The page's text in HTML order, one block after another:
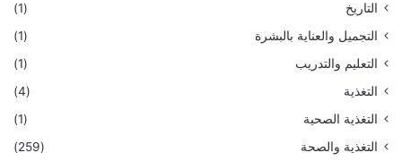
التاريخ
(1)
التجميل والعناية بالبشرة
(1)
التعليم والتدريب
(1)
التغذية
(4)
التغذية الصحية
(1)
التغذية والصحة
(259)